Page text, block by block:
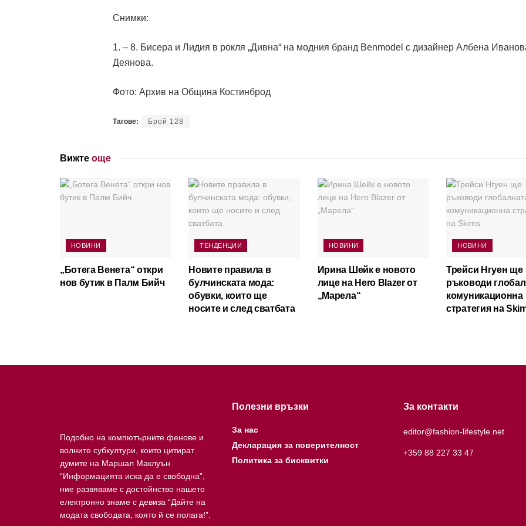
Снимки:
1. – 8. Бисера и Лидия в рокля „Дивна“ на модния бранд Benmodel с дизайнер Албена
Деянова.
Фото: Архив на Община Костинброд
Тагове: Брой 128
Вижте още
НОВИНИ
„Ботега Венета“ откри
нов бутик в Палм Бийч
ТЕНДЕНЦИИ
Новите правила в
булчинската мода:
обувки, които ще
носите и след сватбата
НОВИНИ
Ирина Шейк е новото
лице на Hero Blazer от
„Марела“
НОВИНИ
Трейси Нгуен ще
ръководи
комуникационна
стратегия на
Подобно на компютърните фенове и
волните субкултури, които цитират
думите на Маршал Маклуън
“Информацията иска да е свободна”,
ние развяваме с достойнство нашето
електронно знаме с девиза “Дайте на
модата свободата, която й се полага!”.
Полезни връзки
За нас
Декларация за поверителност
Политика за бисквитки
За контакти
editor@fashion-lifestyle.net
+359 88 227 33 47